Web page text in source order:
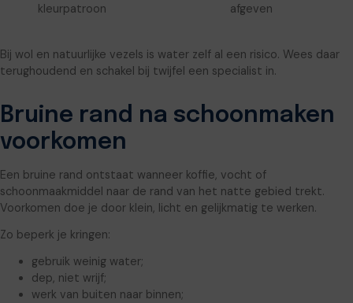
kleurpatroon
afgeven
Bij wol en natuurlijke vezels is water zelf al een risico. Wees daar
terughoudend en schakel bij twijfel een specialist in.
Bruine rand na schoonmaken
voorkomen
Een bruine rand ontstaat wanneer koffie, vocht of
schoonmaakmiddel naar de rand van het natte gebied trekt.
Voorkomen doe je door klein, licht en gelijkmatig te werken.
Zo beperk je kringen:
gebruik weinig water;
dep, niet wrijf;
werk van buiten naar binnen;